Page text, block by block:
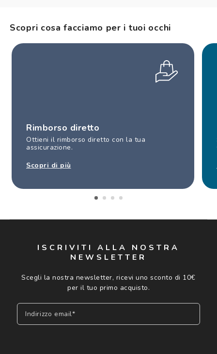
Scopri cosa facciamo per i tuoi occhi
Rimborso diretto
Ottieni il rimborso diretto con la tua
assicurazione.
Scopri di più
ISCRIVITI ALLA NOSTRA
NEWSLETTER
Scegli la nostra newsletter, ricevi uno sconto di 10€
per il tuo primo acquisto.
Indirizzo email*